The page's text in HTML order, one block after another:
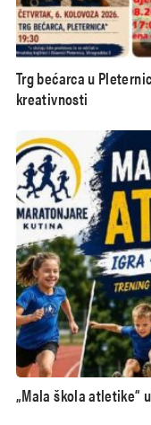
Trg bećarca u
kreativnosti
„Mala škola atletike“